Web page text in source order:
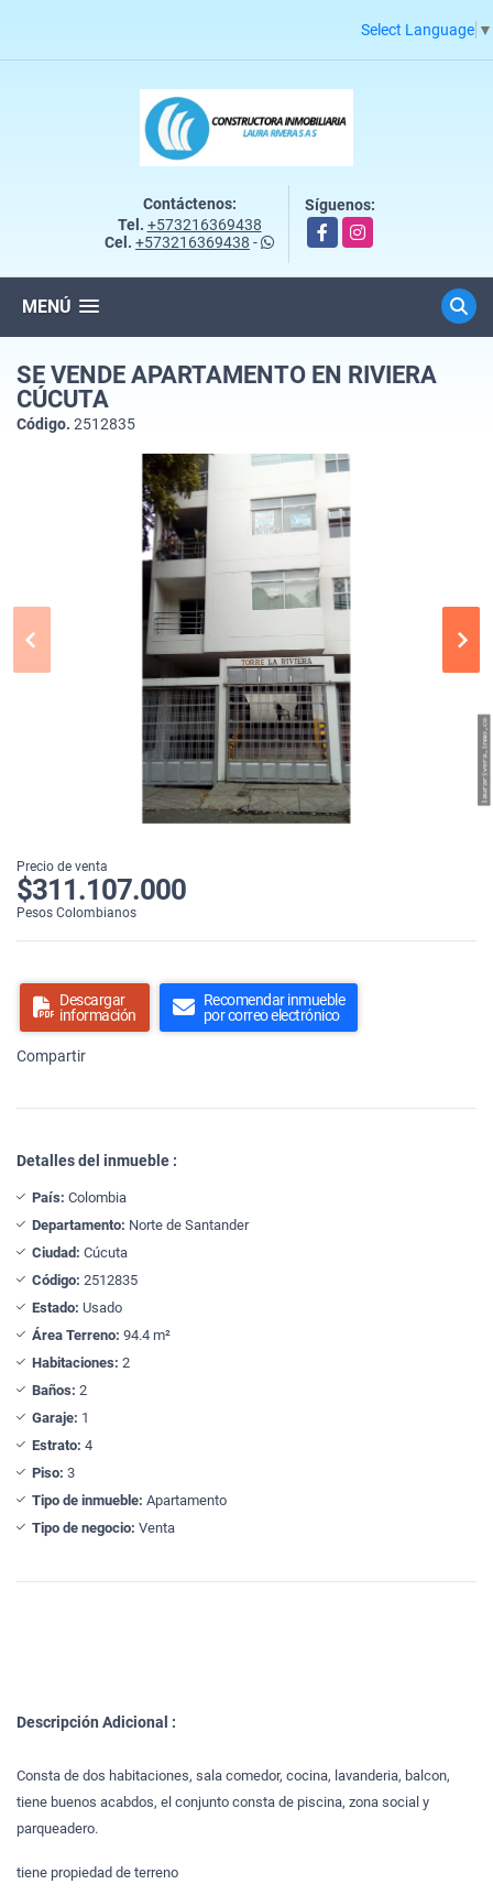
Select Language ▼
Contáctenos:
Tel. +573216369438
Cel. +573216369438 -
Síguenos:
FacebookInstagram
MENÚ
SE VENDE APARTAMENTO EN RIVIERA
CÚCUTA
Código. 2512835
Precio de venta
$311.107.000
Pesos Colombianos
Descargar
información
Recomendar inmueble
por correo electrónico
Compartir
Detalles del inmueble :
País: Colombia
Departamento: Norte de Santander
Ciudad: Cúcuta
Código: 2512835
Estado: Usado
Área Terreno: 94.4 m²
Habitaciones: 2
Baños: 2
Garaje: 1
Estrato: 4
Piso: 3
Tipo de inmueble: Apartamento
Tipo de negocio: Venta
Descripción Adicional :
Consta de dos habitaciones, sala comedor, cocina, lavanderia, balcon,
tiene buenos acabdos, el conjunto consta de piscina, zona social y
parqueadero.
tiene propiedad de terreno